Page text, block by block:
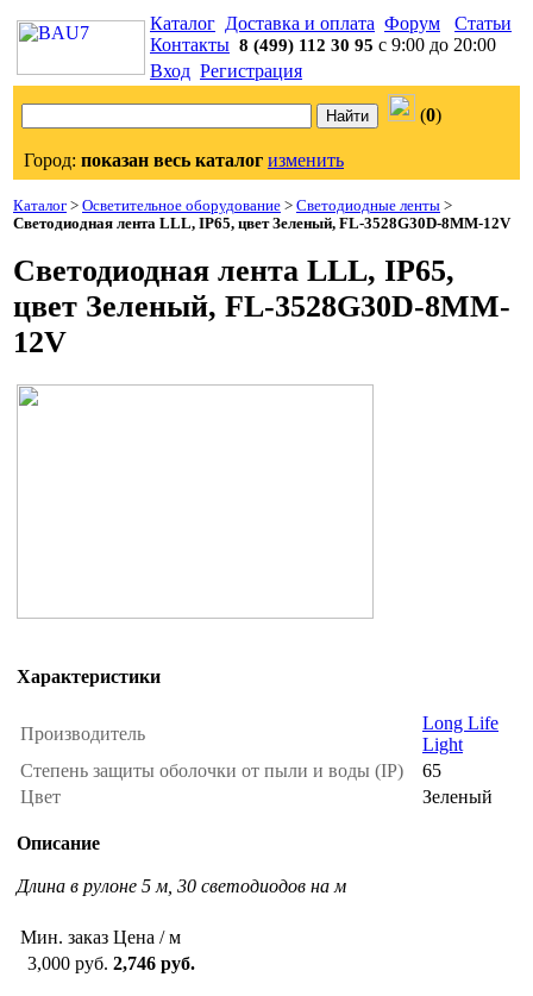
Каталог Доставка и оплата Форум
Статьи
Контакты 8 (499) 112 30 95 с 9:00 до 20:00
Вход Регистрация
(0)
Город: показан весь каталог изменить
Каталог > Осветительное оборудование > Светодиодные ленты >
Светодиодная лента LLL, IP65, цвет Зеленый, FL-3528G30D-8MM-12V
Светодиодная лента LLL, IP65,
цвет Зеленый, FL-3528G30D-8MM-
12V
Характеристики
Производитель
Long Life
Light
Степень защиты оболочки от пыли и воды (IP)
65
Цвет
Зеленый
Описание
Длина в рулоне 5 м, 30 светодиодов на м
Мин. заказ Цена / м
3,000 руб. 2,746 руб.